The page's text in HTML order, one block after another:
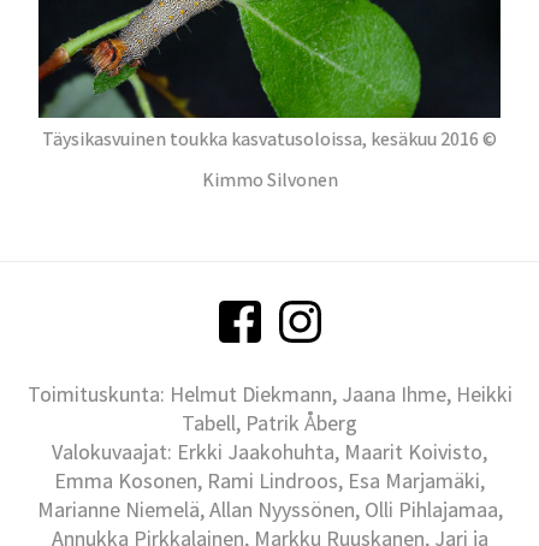
Täysikasvuinen toukka kasvatusoloissa, kesäkuu 2016 ©
Kimmo Silvonen
Toimituskunta: Helmut Diekmann, Jaana Ihme, Heikki
Tabell, Patrik Åberg
Valokuvaajat: Erkki Jaakohuhta, Maarit Koivisto,
Emma Kosonen, Rami Lindroos, Esa Marjamäki,
Marianne Niemelä, Allan Nyyssönen, Olli Pihlajamaa,
Annukka Pirkkalainen, Markku Ruuskanen, Jari ja